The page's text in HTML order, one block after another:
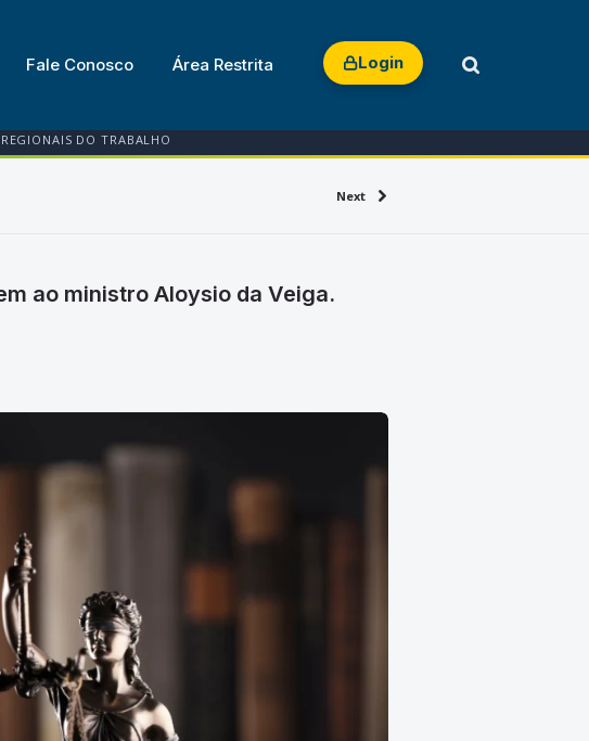
Fale Conosco Área Restrita Login
DO TRABALHO
Next
ao ministro Aloysio da Veiga.